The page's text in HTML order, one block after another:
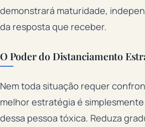
demonstrará maturidade,
da resposta que receber.
O Poder do Distanciamento
Nem toda situação requer
melhor estratégia é
dessa pessoa tóxica. Reduza